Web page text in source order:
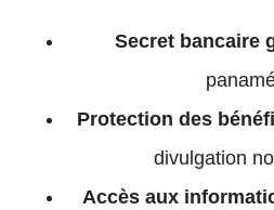
Secret bancaire
Protection des
divulgation
Accès aux